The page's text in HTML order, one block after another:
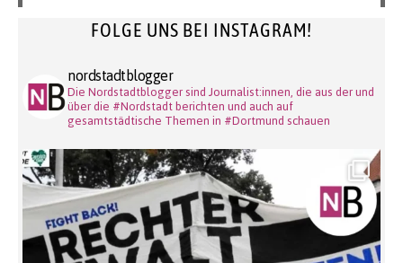
FOLGE UNS BEI INSTAGRAM!
nordstadtblogger
Die Nordstadtblogger sind Journalist:innen, die aus der und
über die #Nordstadt berichten und auch auf
gesamtstädtische Themen in #Dortmund schauen